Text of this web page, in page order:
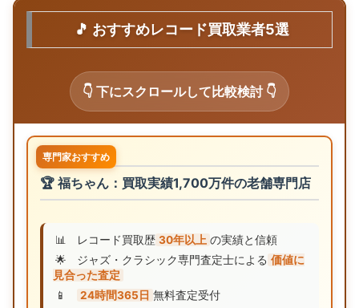
🎵 おすすめレコード買取業者5選
👇 下にスクロールして比較検討 👇
🏆 福ちゃん：買取実績1,700万件の老舗専門店
専門家おすすめ
📊 レコード買取歴 30年以上 の実績と信頼
🌟
ジャズ・クラシック専門査定士による 価値に
見合った査定
📱
24時間365日 無料査定受付